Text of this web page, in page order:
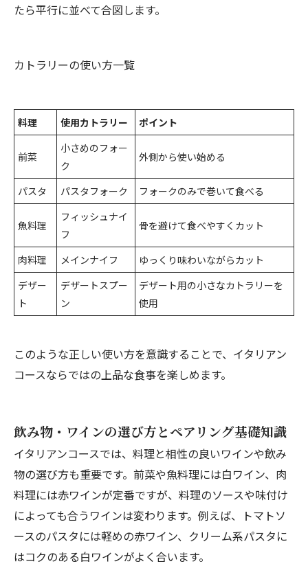
たら平行に並べて合図します。
カトラリーの使い方一覧
料理 使用カトラリー ポイント
前菜
小さめのフォー
ク
外側から使い始める
パスタ パスタフォーク フォークのみで巻いて食べる
魚料理
フィッシュナイ
フ
骨を避けて食べやすくカット
肉料理 メインナイフ
ゆっくり味わいながらカット
デザー
ト
デザートスプー
ン
デザート用の小さなカトラリーを
使用
このような正しい使い方を意識することで、イタリアン
コースならではの上品な食事を楽しめます。
飲み物・ワインの選び方とペアリング基礎知識
イタリアンコースでは、料理と相性の良いワインや飲み
物の選び方も重要です。前菜や魚料理には白ワイン、肉
料理には赤ワインが定番ですが、料理のソースや味付け
によっても合うワインは変わります。例えば、トマトソ
ースのパスタには軽めの赤ワイン、クリーム系パスタに
はコクのある白ワインがよく合います。